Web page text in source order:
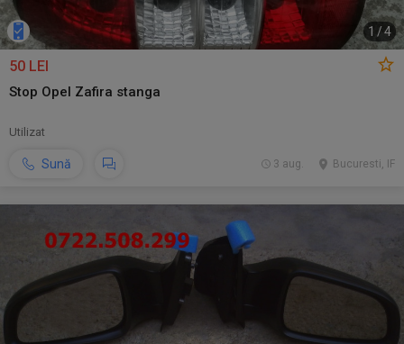
1 /4
50 LEI
Stop Opel Zafira stanga
Utilizat
Sună Bucuresti, IF
3 aug.